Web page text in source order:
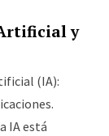
y
(IA):
IA está